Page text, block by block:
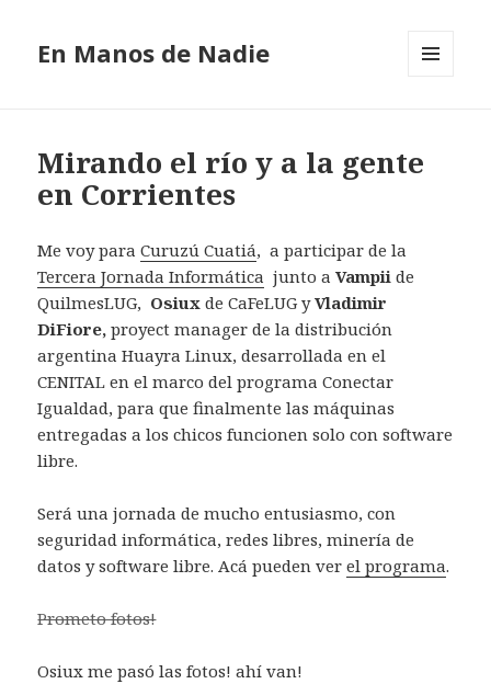
En Manos de Nadie
Mirando el río y a la gente
en Corrientes
Me voy paraCuruzú Cuatiá, a participar de la
Tercera Jornada Informática junto aVampii de
QuilmesLUG, Osiux de CaFeLUG yVladimir
DiFiore, proyect manager de la distribución
argentina Huayra Linux, desarrollada en el
CENITAL en el marco del programa Conectar
Igualdad, para que finalmente las máquinas
entregadas a los chicos funcionen solo con software
libre.
Será una jornada de mucho entusiasmo, con
seguridad informática, redes libres, minería de
datos y software libre. Acá pueden verel programa.
Prometo fotos!
Osiux me pasó las fotos! ahí van!